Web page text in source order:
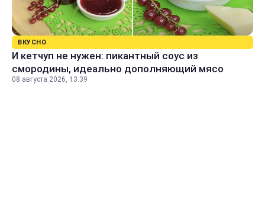
ВКУСНО
И кетчуп не нужен: пикантный соус из
смородины, идеально дополняющий мясо
08 августа 2026, 13:39